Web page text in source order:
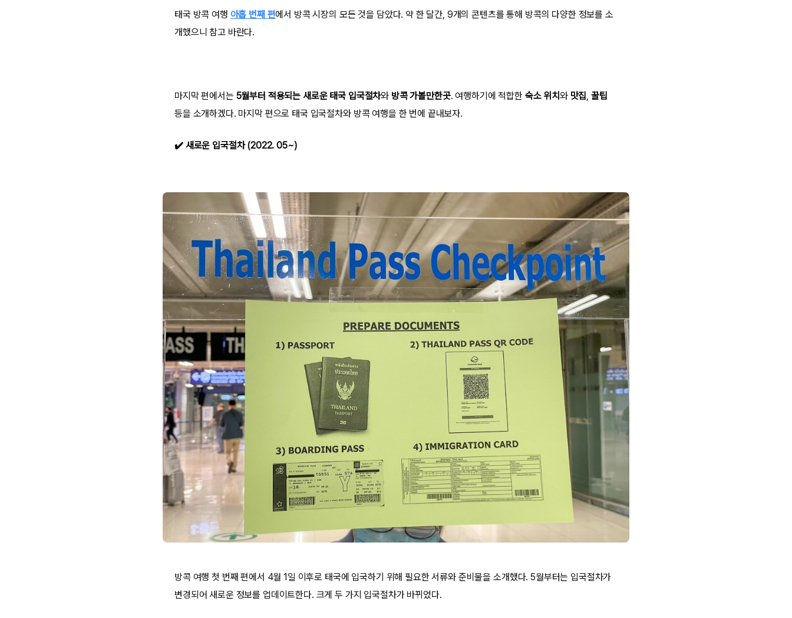
태국 방콕 여행 아홉 번째 편에서 방콕 시장의 모든 것을 담았다. 약 한 달간, 9개의 콘텐츠를 통해 방콕의 다양한 정보를 소
개했으니 참고 바란다.
마지막 편에서는 5월부터 적용되는 새로운 태국 입국절차와 방콕 가볼만한곳. 여행하기에 적합한 숙소 위치와 맛집, 꿀팁
등을 소개하겠다. 마지막 편으로 태국 입국절차와 방콕 여행을 한 번에 끝내보자.
✔️ 새로운 입국절차 (2022. 05~)
방콕 여행 첫 번째 편에서 4월 1일 이후로 태국에 입국하기 위해 필요한 서류와 준비물을 소개했다. 5월부터는 입국절차가
변경되어 새로운 정보를 업데이트한다. 크게 두 가지 입국절차가 바뀌었다.